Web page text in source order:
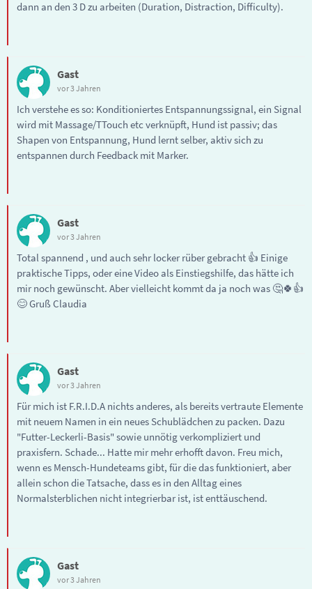
dann an den 3 D zu arbeiten (Duration, Distraction, Difficulty).
Gast
vor 3 Jahren
Ich verstehe es so: Konditioniertes Entspannungssignal, ein Signal
wird mit Massage/TTouch etc verknüpft, Hund ist passiv; das
Shapen von Entspannung, Hund lernt selber, aktiv sich zu
entspannen durch Feedback mit Marker.
Gast
vor 3 Jahren
Total spannend , und auch sehr locker rüber gebracht 👍 Einige
praktische Tipps, oder eine Video als Einstiegshilfe, das hätte ich
mir noch gewünscht. Aber vielleicht kommt da ja noch was 🤔🍀👍
😊 Gruß Claudia
Gast
vor 3 Jahren
Für mich ist F.R.I.D.A nichts anderes, als bereits vertraute Elemente
mit neuem Namen in ein neues Schublädchen zu packen. Dazu
"Futter-Leckerli-Basis" sowie unnötig verkompliziert und
praxisfern. Schade... Hatte mir mehr erhofft davon. Freu mich,
wenn es Mensch-Hundeteams gibt, für die das funktioniert, aber
allein schon die Tatsache, dass es in den Alltag eines
Normalsterblichen nicht integrierbar ist, ist enttäuschend.
Gast
vor 3 Jahren